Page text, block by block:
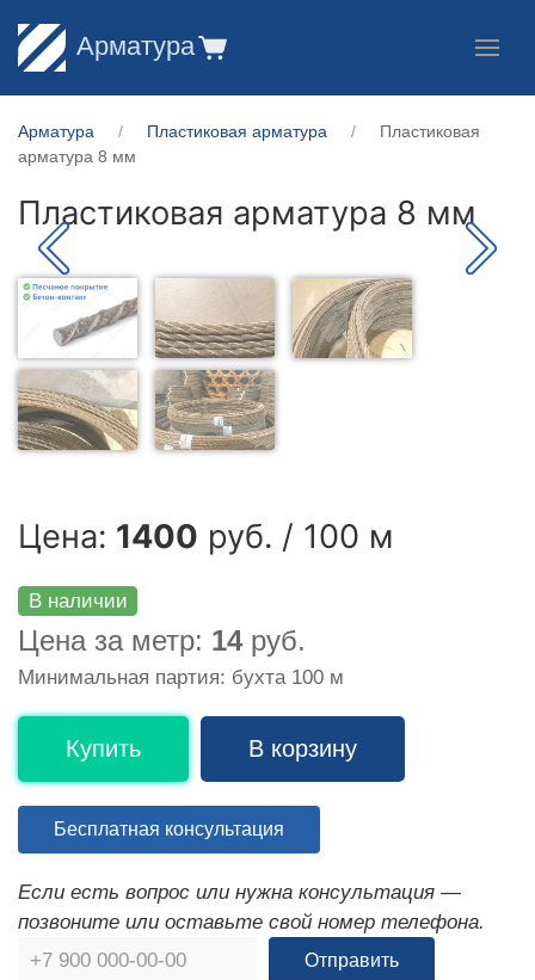
Арматура
Арматура Пластиковая арматура
Пластиковая
арматура 8 мм
Пластиковая арматура 8 мм
Цена: 1400 руб. / 100 м
В наличии
Цена за метр: 14руб.
Минимальная партия: бухта 100 м
Купить В корзину
Бесплатная консультация
Если есть вопрос или нужна консультация —
позвоните или оставьте свой номер телефона.
Отправить